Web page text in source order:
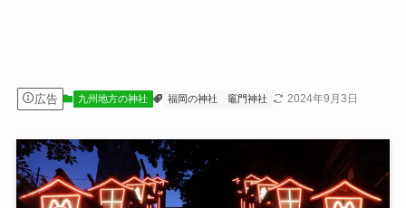
広告 九州地方の神社 福岡の神社 竈門神社 2024年9月3日